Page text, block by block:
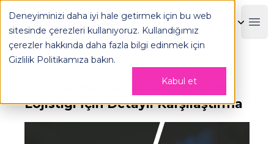
Deneyiminizi daha iyi hale getirmek için bu web
sitesinde çerezleri kullanıyoruz. Kullandığımız
çerezler hakkında daha fazla bilgi edinmek için
Gizlilik Politikamıza bakın.
Kabul et
OPLOG
OPLOG mu Quivo mu? E-Ticaret
Lojistiği İçin Detaylı Karşılaştırma